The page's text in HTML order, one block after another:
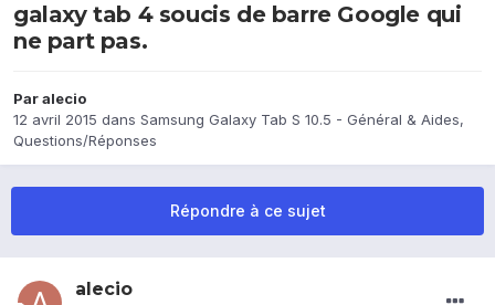
galaxy tab 4 soucis de barre Google qui
ne part pas.
Paralecio
12 avril 2015 dans Samsung Galaxy Tab S 10.5 - Général & Aides,
Questions/Réponses
Répondre à ce sujet
alecio